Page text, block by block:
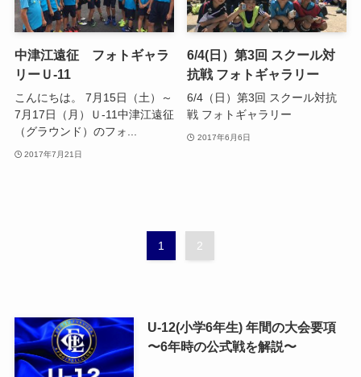
中津江遠征 フォトギャラ
リーＵ-11
こんにちは。 7月15日（土）～
7月17日（月）Ｕ-11中津江遠征
（グラウンド）のフォ...
2017年7月21日
6/4(日）第3回 スクール対
抗戦 フォトギャラリー
6/4（日）第3回 スクール対抗
戦 フォトギャラリー
2017年6月6日
1 2
U-12(小学6年生) 年間の大会要項
〜6年時の公式戦を解説〜